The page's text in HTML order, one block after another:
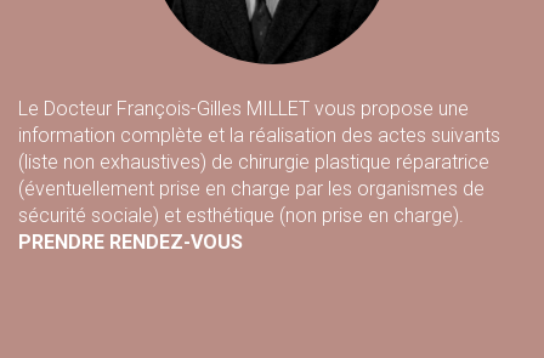
Le Docteur François-Gilles MILLET vous propose une
information complète et la réalisation des actes suivants
(liste non exhaustives) de chirurgie plastique réparatrice
(éventuellement prise en charge par les organismes de
sécurité sociale) et esthétique (non prise en charge).
PRENDRE RENDEZ-VOUS